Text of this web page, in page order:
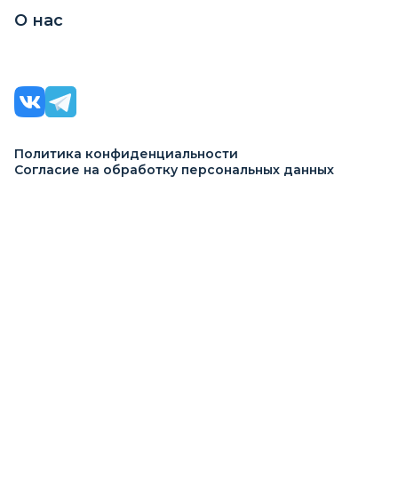
О нас
Политика конфиденциальности
Согласие на обработку персональных данных